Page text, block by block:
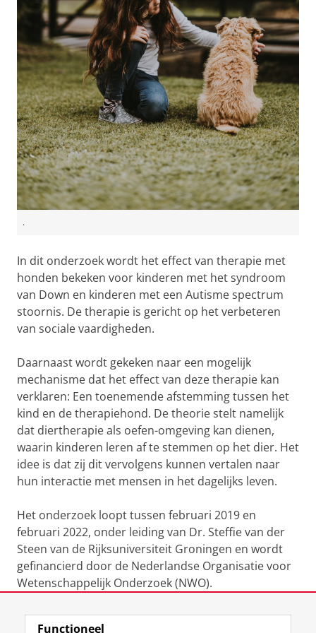
.
In dit onderzoek wordt het effect van therapie met
honden bekeken voor kinderen met het syndroom
van Down en kinderen met een Autisme spectrum
stoornis. De therapie is gericht op het verbeteren
van sociale vaardigheden.
Daarnaast wordt gekeken naar een mogelijk
mechanisme dat het effect van deze therapie kan
verklaren: Een toenemende afstemming tussen het
kind en de therapiehond. De theorie stelt namelijk
dat diertherapie als oefen-omgeving kan dienen,
waarin kinderen leren af te stemmen op het dier. Het
idee is dat zij dit vervolgens kunnen vertalen naar
hun interactie met mensen in het dagelijks leven.
Het onderzoek loopt tussen februari 2019 en
februari 2022, onder leiding van Dr. Steffie van der
Steen van de Rijksuniversiteit Groningen en wordt
gefinancierd door de Nederlandse Organisatie voor
Wetenschappelijk Onderzoek (NWO).
Laatst gewijzigd: 20 juni 2024 08:05
Functioneel